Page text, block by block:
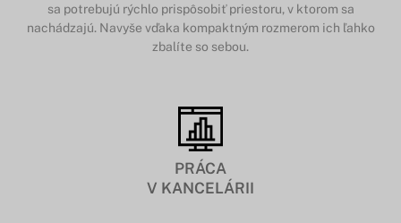
sa potrebujú rýchlo prispôsobiť priestoru, v ktorom sa
nachádzajú. Navyše vďaka kompaktným rozmerom ich ľahko
zbalíte so sebou.
PRÁCA
V KANCELÁRII